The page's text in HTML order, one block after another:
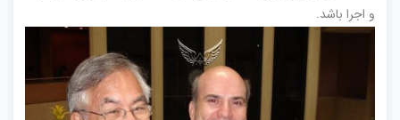
و اجرا باشد.